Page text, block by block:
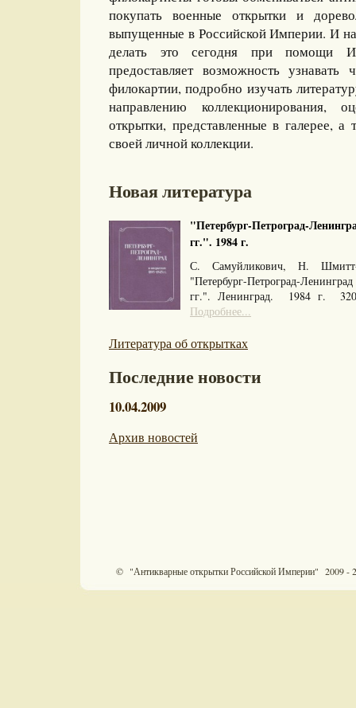
покупать военные открытки и
выпущенные в Российской Империи. И
делать это сегодня при помощи
предоставляет возможность
филокартии, подробно изучать
направлению коллекционирования,
открытки, представленные в галерее, а
своей личной коллекции.
Новая литература
"Петербург-Петроград-
гг.". 1984 г.
С. Самуйликович, Н.
"Петербург-Петроград-
гг.". Ленинград. 1984 г.
Подробнее...
Литература об открытках
Последние новости
10.04.2009
Архив новостей
© "Антикварные открытки Российской Империи" 2009 -